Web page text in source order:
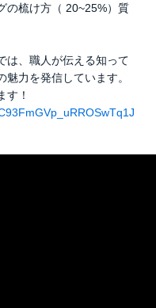
の梳け方（ 20~25%）質
は、職人が伝える知って
力を発信しています。
す！